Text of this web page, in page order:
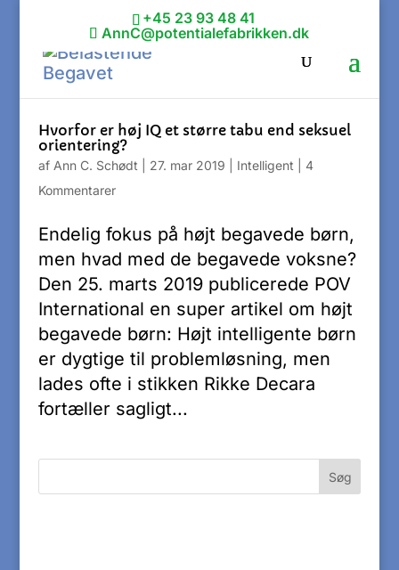
+45 23 93 48 41
AnnC@potentialefabrikken.dk
Hvorfor er høj IQ et større tabu end seksuel
orientering?
af Ann C. Schødt 27. mar 2019 Intelligent
4
Kommentarer
Endelig fokus på højt begavede børn,
men hvad med de begavede voksne?
Den 25. marts 2019 publicerede POV
International en super artikel om højt
begavede børn: Højt intelligente børn
er dygtige til problemløsning, men
lades ofte i stikken Rikke Decara
fortæller sagligt...